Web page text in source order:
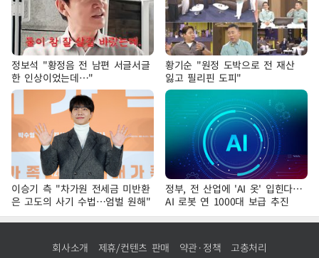
정보석 "황정음 전 남편 서글서글
한 인상이었는데…"
황기순 "원정 도박으로 전 재산
잃고 필리핀 도피"
이승기 측 "차가원 전세금 미반환
은 고도의 사기 수법…엄벌 원해"
정부, 전 산업에 'AI 옷' 입힌다…
AI 로봇 연 1000대 보급 추진
회사소개 제휴/컨텐츠 판매 약관·정책 고충처리